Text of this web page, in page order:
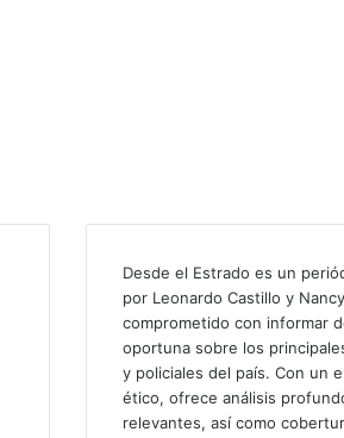
Desde el Estrado es un
por Leonardo Castillo y
comprometido con informar
oportuna sobre los
y policiales del país. Con un
ético, ofrece análisis
relevantes, así como